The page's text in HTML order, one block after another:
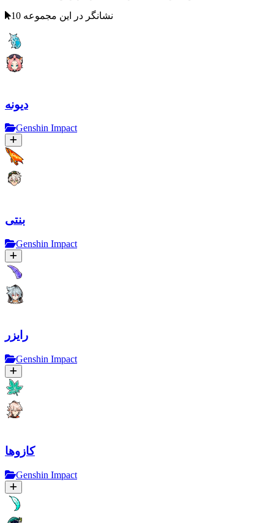
10 نشانگر در این مجموعه
دیونه
Genshin Impact
بنتی
Genshin Impact
رایزر
Genshin Impact
کازوها
Genshin Impact